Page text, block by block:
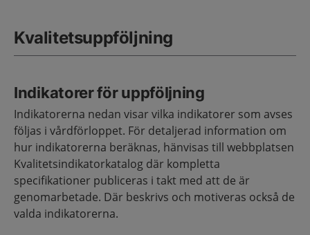
Kvalitetsuppföljning
Indikatorer för uppföljning
Indikatorerna nedan visar vilka indikatorer som avses
följas i vårdförloppet. För detaljerad information om
hur indikatorerna beräknas, hänvisas till webbplatsen
Kvalitetsindikatorkatalog där kompletta
specifikationer publiceras i takt med att de är
genomarbetade. Där beskrivs och motiveras också de
valda indikatorerna.